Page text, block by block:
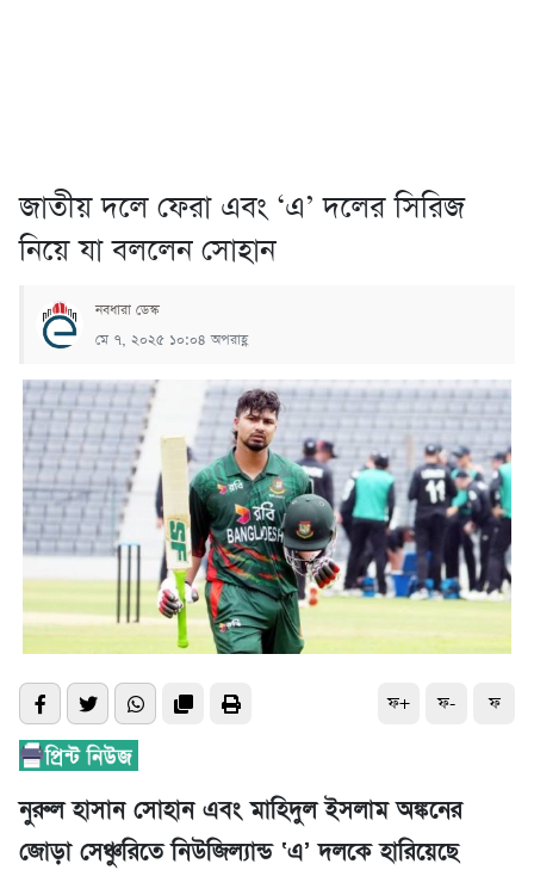
জাতীয় দলে ফেরা এবং ‘এ’ দলের সিরিজ
নিয়ে যা বললেন সোহান
নবধারা ডেস্ক
মে ৭, ২০২৫ ১০:০৪ অপরাহ্ণ
ফ+ ফ- ফ
নুরুল হাসান সোহান এবং মাহিদুল ইসলাম অঙ্কনের
জোড়া সেঞ্চুরিতে নিউজিল্যান্ড ‘এ’ দলকে হারিয়েছে